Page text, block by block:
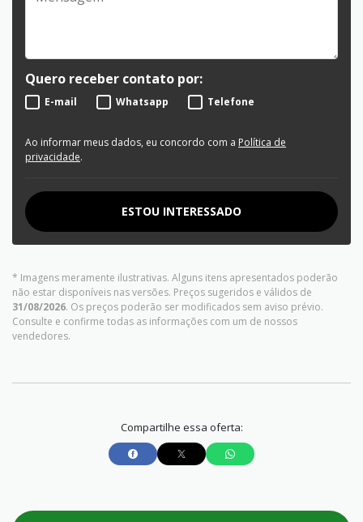
Quero receber contato por:
E-mail Whatsapp Telefone
Ao informar meus dados, eu concordo com a Política de
privacidade.
ESTOU INTERESSADO
* Imagens meramente ilustrativas. Alguns itens apresentados poderão
não estar disponíveis nas versões. Preços sugeridos e válidos de
31/08/2026. Os preços poderão ser modificados sem aviso prévio.
Consulte e confirme todas as informações com um de nossos
vendedores.
Compartilhe essa oferta: